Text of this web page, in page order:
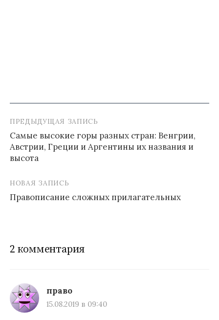
Навигация
по
записям
ПРЕДЫДУЩАЯ ЗАПИСЬ
Самые высокие горы разных стран: Венгрии,
Австрии, Греции и Аргентины их названия и
высота
НОВАЯ ЗАПИСЬ
Правописание сложных прилагательных
2 комментария
право
15.08.2019 в 09:40